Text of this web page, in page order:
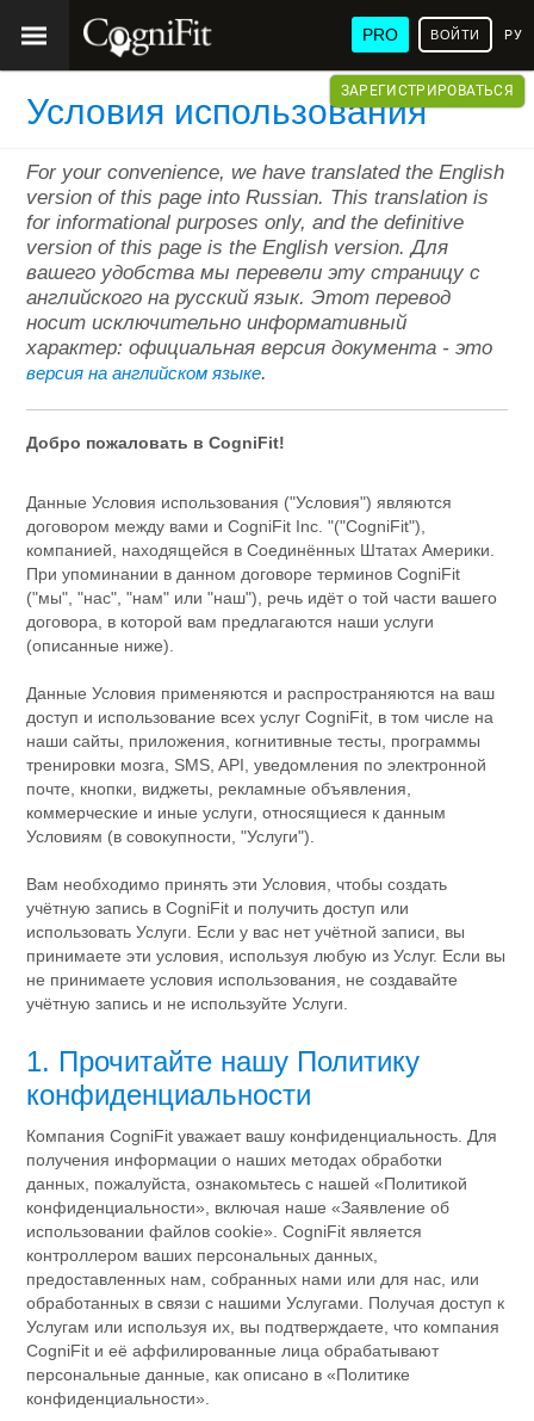
PRO ВОЙТИ
ЗАРЕГИСТРИРОВАТЬСЯ
Условия использования
For your convenience, we have translated the English
version of this page into Russian. This translation is
for informational purposes only, and the definitive
version of this page is the English version. Для
вашего удобства мы перевели эту страницу с
английского на русский язык. Этот перевод
носит исключительно информативный
характер: официальная версия документа - это
версия на английском языке.
Добро пожаловать в CogniFit!
Данные Условия использования ("Условия") являются
договором между вами и CogniFit Inc. "("CogniFit"),
компанией, находящейся в Соединённых Штатах Америки.
При упоминании в данном договоре терминов CogniFit
("мы", "нас", "нам" или "наш"), речь идёт о той части вашего
договора, в которой вам предлагаются наши услуги
(описанные ниже).
Данные Условия применяются и распространяются на ваш
доступ и использование всех услуг CogniFit, в том числе на
наши сайты, приложения, когнитивные тесты, программы
тренировки мозга, SMS, API, уведомления по электронной
почте, кнопки, виджеты, рекламные объявления,
коммерческие и иные услуги, относящиеся к данным
Условиям (в совокупности, "Услуги").
Вам необходимо принять эти Условия, чтобы создать
учётную запись в CogniFit и получить доступ или
использовать Услуги. Если у вас нет учётной записи, вы
принимаете эти условия, используя любую из Услуг. Если вы
не принимаете условия использования, не создавайте
учётную запись и не используйте Услуги.
1. Прочитайте нашу Политику
конфиденциальности
Компания CogniFit уважает вашу конфиденциальность. Для
получения информации о наших методах обработки
данных, пожалуйста, ознакомьтесь с нашей «Политикой
конфиденциальности», включая наше «Заявление об
использовании файлов cookie». CogniFit является
контроллером ваших персональных данных,
предоставленных нам, собранных нами или для нас, или
обработанных в связи с нашими Услугами. Получая доступ к
Услугам или используя их, вы подтверждаете, что компания
CogniFit и её аффилированные лица обрабатывают
персональные данные, как описано в «Политике
конфиденциальности».